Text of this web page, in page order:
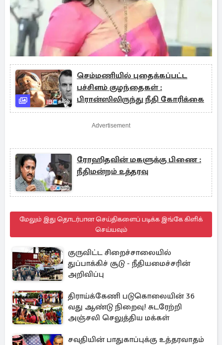
செம்மணியில் புதைக்கப்பட்ட
பச்சிளம் குழந்தைகள் :
பிரான்ஸிலிருந்து நீதி கோரிக்கை
Advertisement
ரோஹிதவின் மகளுக்கு பிணை :
நீதிமன்றம் உத்தரவு
மேலும் இது தொடர்பான செய்திகளைப் படிக்க இங்கே கிளிக்
செய்யவும்
குருவிட்ட சிறைச்சாலையில்
துப்பாக்கிச் சூடு - நீதியமைச்சரின்
அறிவிப்பு
திராய்க்கேணி படுகொலையின் 36
வது ஆண்டு நிறைவு! சுடரேற்றி
அஞ்சலி செலுத்திய மக்கள்
சவுதியின் பாதுகாப்புக்கு உத்தரவாதம்